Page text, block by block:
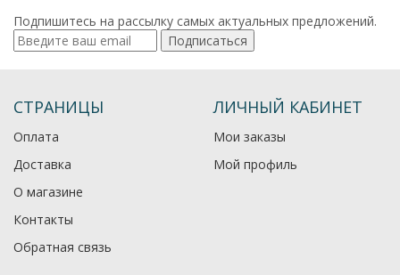
Подпишитесь на рассылку самых актуальных предложений.
Подписаться
СТРАНИЦЫ
Оплата
Доставка
О магазине
Контакты
Обратная связь
ЛИЧНЫЙ КАБИНЕТ
Мои заказы
Мой профиль